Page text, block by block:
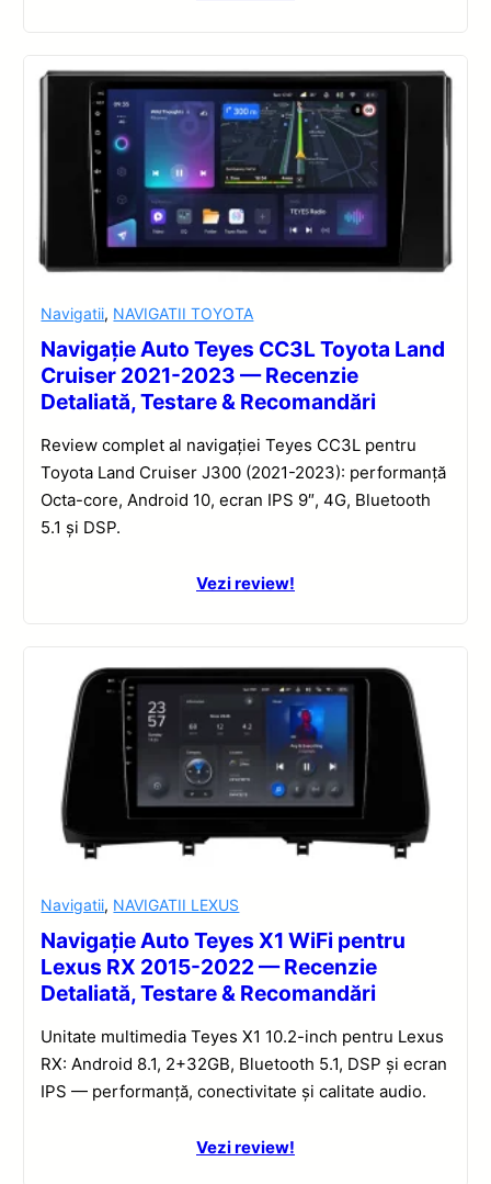
Navigatii, NAVIGATII TOYOTA
Navigație Auto Teyes CC3L Toyota Land
Cruiser 2021-2023 — Recenzie
Detaliată, Testare & Recomandări
Review complet al navigației Teyes CC3L pentru
Toyota Land Cruiser J300 (2021-2023): performanță
Octa-core, Android 10, ecran IPS 9″, 4G, Bluetooth
5.1 și DSP.
Vezi review!
Navigatii, NAVIGATII LEXUS
Navigație Auto Teyes X1 WiFi pentru
Lexus RX 2015-2022 — Recenzie
Detaliată, Testare & Recomandări
Unitate multimedia Teyes X1 10.2-inch pentru Lexus
RX: Android 8.1, 2+32GB, Bluetooth 5.1, DSP și ecran
IPS — performanță, conectivitate și calitate audio.
Vezi review!